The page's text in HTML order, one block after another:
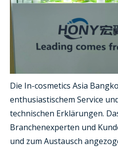
Die In-cosmetics Asia
enthusiastischem Service
technischen Erklärungen.
Branchenexperten und
und zum Austausch